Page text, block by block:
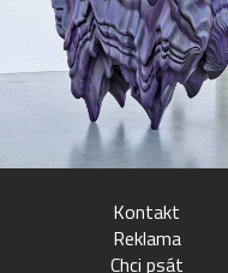
Kontakt
Reklama
Chci psát